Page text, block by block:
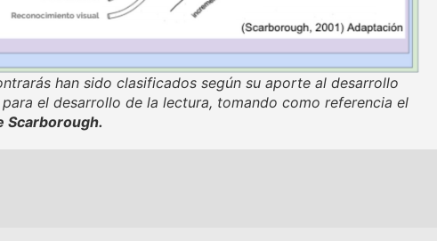
han sido clasificados según su aporte al desarrollo
el desarrollo de la lectura, tomando como referencia el
Scarborough.